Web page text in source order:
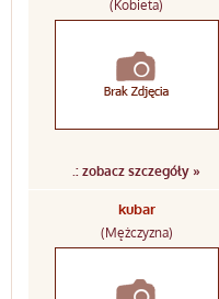
(Kobieta)
.: zobacz szczegóły »
kubar
(Mężczyzna)